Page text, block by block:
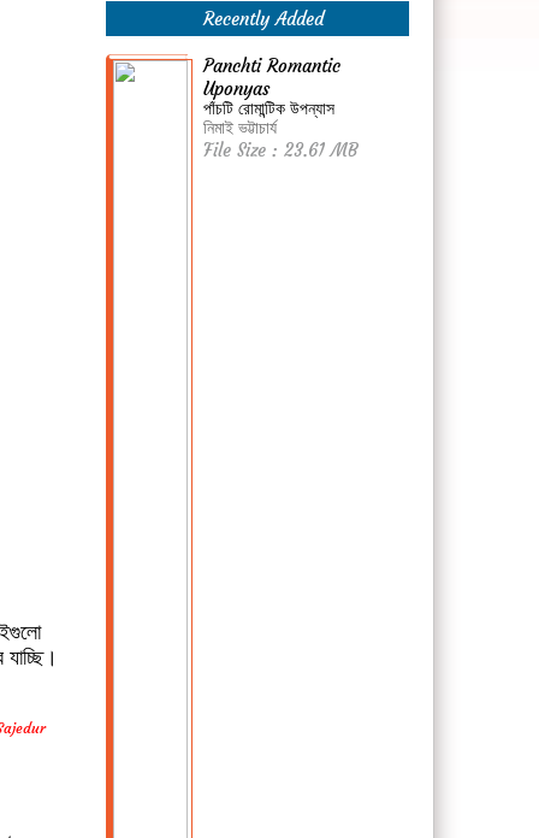
Recently Added
Panchti Romantic
Uponyas
পাঁচটি রোমান্টিক উপন্যাস
নিমাই ভট্টাচার্য
File Size : 23.61 MB